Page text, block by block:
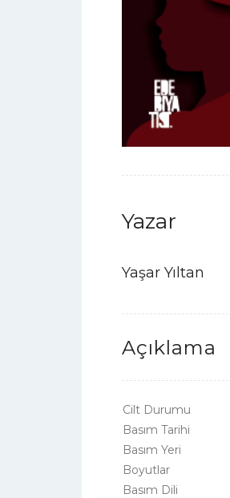
Yazar
Yaşar Yıltan
Açıklama
Cilt Durumu
Basım Tarihi
Basım Yeri
Boyutlar
Basım Dili